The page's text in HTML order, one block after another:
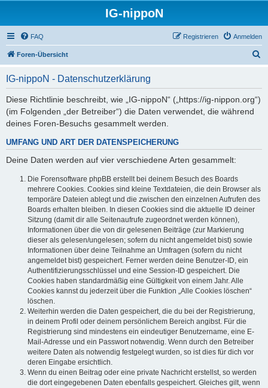
IG-nippoN
FAQ Anmelden
Registrieren
Foren-Übersicht
IG-nippoN - Datenschutzerklärung
Diese Richtlinie beschreibt, wie „IG-nippoN“ („https://ig-nippon.org“)
(im Folgenden „der Betreiber“) die Daten verwendet, die während
deines Foren-Besuchs gesammelt werden.
UMFANG UND ART DER DATENSPEICHERUNG
Deine Daten werden auf vier verschiedene Arten gesammelt:
Die Forensoftware phpBB erstellt bei deinem Besuch des Boards
mehrere Cookies. Cookies sind kleine Textdateien, die dein Browser als
temporäre Dateien ablegt und die zwischen den einzelnen Aufrufen des
Boards erhalten bleiben. In diesen Cookies sind die aktuelle ID deiner
Sitzung (damit dir alle Seitenaufrufe zugeordnet werden können),
Informationen über die von dir gelesenen Beiträge (zur Markierung
dieser als gelesen/ungelesen; sofern du nicht angemeldet bist) sowie
Informationen über deine Teilnahme an Umfragen (sofern du nicht
angemeldet bist) gespeichert. Ferner werden deine Benutzer-ID, ein
Authentifizierungsschlüssel und eine Session-ID gespeichert. Die
Cookies haben standardmäßig eine Gültigkeit von einem Jahr. Alle
Cookies kannst du jederzeit über die Funktion „Alle Cookies löschen“
löschen.
Weiterhin werden die Daten gespeichert, die du bei der Registrierung,
in deinem Profil oder deinem persönlichem Bereich angibst. Für die
Registrierung sind mindestens ein eindeutiger Benutzername, eine E-
Mail-Adresse und ein Passwort notwendig. Wenn durch den Betreiber
weitere Daten als notwendig festgelegt wurden, so ist dies für dich vor
deren Eingabe ersichtlich.
Wenn du einen Beitrag oder eine private Nachricht erstellst, so werden
die dort eingegebenen Daten ebenfalls gespeichert. Gleiches gilt, wenn